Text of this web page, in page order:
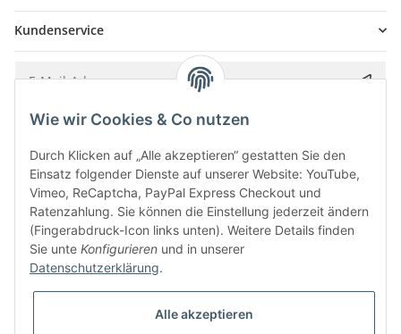
Kundenservice
Bitte senden Sie mir entsprechend IhrerDatenschutzerklärung
* Alle Preise inkl. gesetzlicher USt., zzgl.
Wie wir Cookies & Co nutzen
Durch Klicken auf „Alle akzeptieren“ gestatten Sie den
Einsatz folgender Dienste auf unserer Website: YouTube,
Vimeo, ReCaptcha, PayPal Express Checkout und
Ratenzahlung. Sie können die Einstellung jederzeit ändern
(Fingerabdruck-Icon links unten). Weitere Details finden
Sie unte Konfigurieren und in unserer
Datenschutzerklärung.
Alle akzeptieren